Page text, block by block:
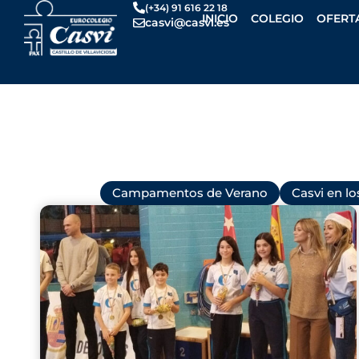
contenido
(+34) 91 616 22 18
casvi@casvi.es
INICIO COLEGIO
Campamentos de Verano Casvi en